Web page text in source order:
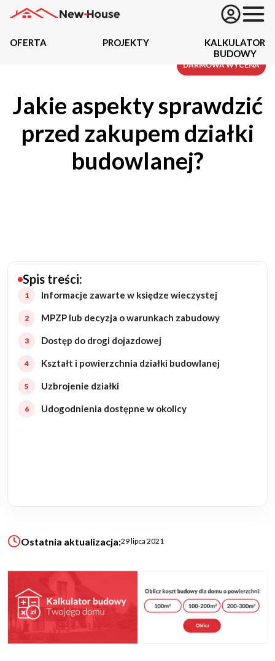
Oferta
Działki
Budowa domu
Rozbudowa
Remonty
Ogrody
KALKULATOR BUDOWY
BLOG
O NAS
KONAKT
OFERTA PROJEKTY
KALKULATOR
BUDOWY
Jakie aspekty sprawdzić
przed zakupem działki
budowlanej?
Spis treści:
Informacje zawarte w księdze wieczystej
MPZP lub decyzja o warunkach zabudowy
Dostęp do drogi dojazdowej
Kształt i powierzchnia działki budowlanej
Uzbrojenie działki
Udogodnienia dostępne w okolicy
Ostatnia aktualizacja:29 lipca 2021
DARMOWA WYCENA